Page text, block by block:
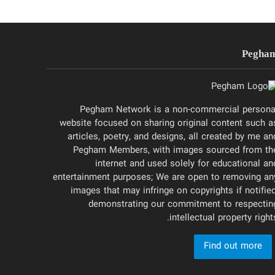
Pegham Network is a non-commercial
website focused on sharing original content such
articles, poetry, and designs, all created by me
Pegham Members, with images sourced from
internet and used solely for educational
entertainment purposes; We are open to removing
images that may infringe on copyrights if
demonstrating our commitment to
intellectual property
Find out more